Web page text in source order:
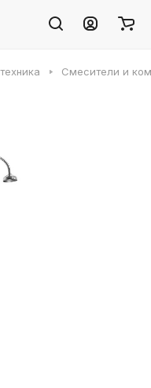
Смесители и